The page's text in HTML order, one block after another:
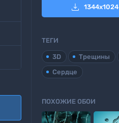
 1344x1024
ТЕГИ
3D Трещины
Сердце
ПОХОЖИЕ ОБОИ